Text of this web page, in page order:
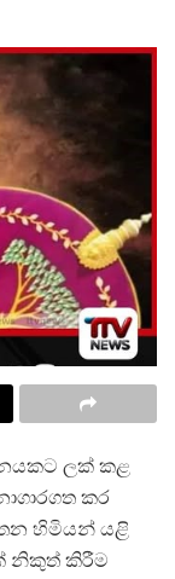
ලක් කළ
කර
හිමියන් යළි
නිකුත් කිරීම